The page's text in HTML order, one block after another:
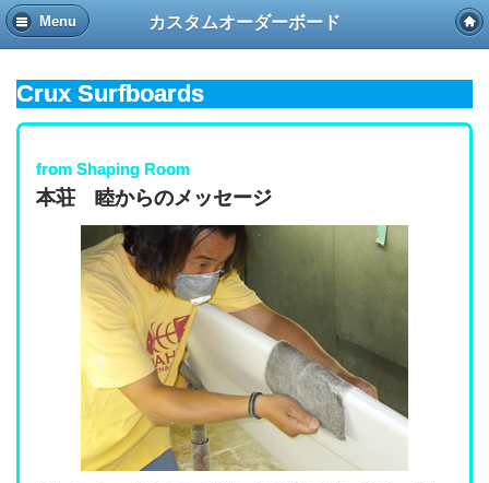
Menu カスタムオーダーボード
Crux Surfboards
from Shaping Room
本荘 睦からのメッセージ